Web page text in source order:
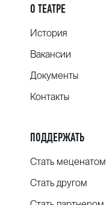
О ТЕАТРЕ
История
Вакансии
Документы
Контакты
ПОДДЕРЖАТЬ
Стать меценатом
Стать другом